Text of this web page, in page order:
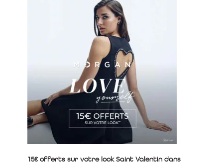
15€ offerts sur votre look Saint Valentin dans